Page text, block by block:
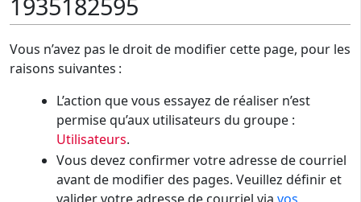
Vous n’avez pas le droit de modifier cette page, pour les
raisons suivantes :
L’action que vous essayez de réaliser n’est
permise qu’aux utilisateurs du groupe :
Utilisateurs.
Vous devez confirmer votre adresse de courriel
avant de modifier des pages. Veuillez définir et